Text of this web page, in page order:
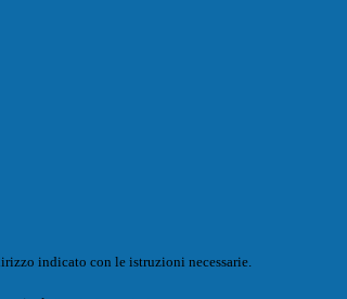
indicato con le istruzioni necessarie.